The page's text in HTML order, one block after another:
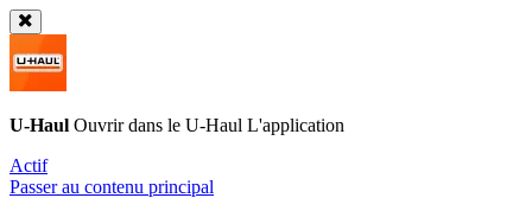
U-Haul Ouvrir dans le U-Haul L'application
Actif
Passer au contenu principal